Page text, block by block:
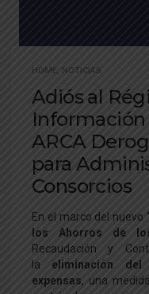
HOME, NOTICIAS
Adiós al
Información
ARCA
para
Consorcios
En el marco del nuevo
los Ahorros de
Recaudación y
la eliminación
expensas, una